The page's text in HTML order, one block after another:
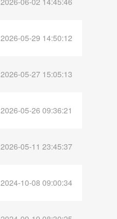
2026-05-29 14:50:12
2026-05-27 15:05:13
2026-05-26 09:36:21
2026-05-11 23:45:37
2024-10-08 09:00:34